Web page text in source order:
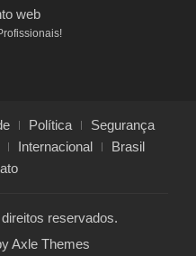
Política
Segurança
Internacional
Brasil
reservados.
Axle Themes